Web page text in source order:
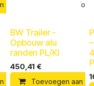
winkelmandje
winkelmandje
BW Trailer -
Opbouw alu
randen PL/KI
450,41 €
Toevoegen aan